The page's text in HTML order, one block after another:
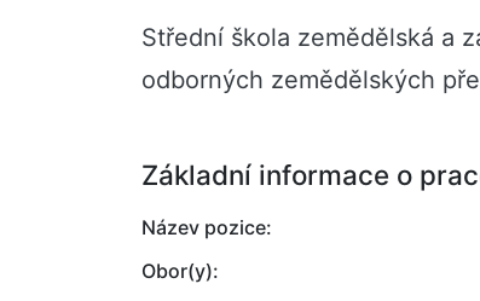
Střední škola zemědělská a
odborných zemědělských
Základní informace o
Název pozice:
Obor(y):